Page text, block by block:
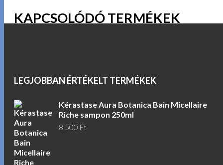
KAPCSOLÓDÓ TERMÉKEK
LEGJOBBAN ÉRTÉKELT TERMÉKEK
Kérastase Aura Botanica Bain Micellaire
Riche sampon 250ml
8 500 Ft